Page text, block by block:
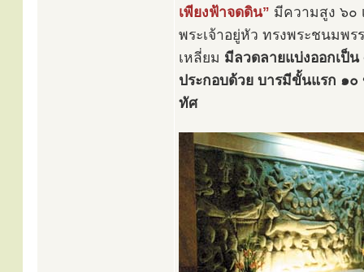
เพียงฟ้าจดดิน” มีความสูง ๖๐
พระเจ้าอยู่หัว ทรงพระชนมพ
เหลี่ยม มีลวดลายแบ่งออกเป็
ประกอบด้วย บารมีขั้นแรก ๑
ทัศ